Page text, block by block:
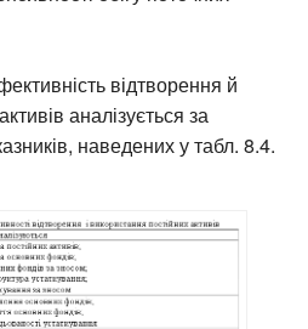
відтворення й
аналізується за
наведених у табл. 8.4.